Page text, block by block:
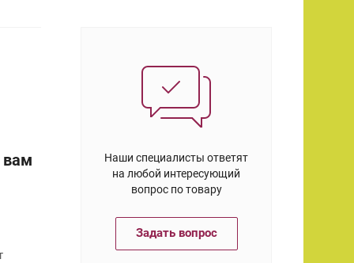
Наши специалисты ответят
на любой интересующий
вопрос по товару
Задать вопрос